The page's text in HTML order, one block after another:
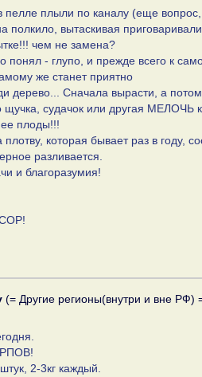
пелле плыли по каналу (еще
полкило, вытаскивая
чем не замена?
понял - глупо, и прежде всего к
же станет приятно
дерево... Сначала вырасти, а
щучка, судачок или другая МЕЛОЧЬ
плоды!!!
которая бывает раз в году,
разливается.
и благоразумия!
(= Другие регионы(внутри и вне РФ)
2-3кг каждый.